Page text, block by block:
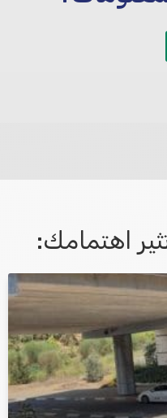
ושימוש בפרטים בהתאם
اهتمامك: